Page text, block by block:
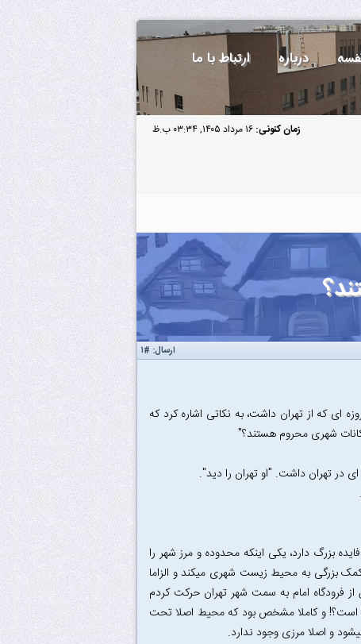
درباره ارتباط با ما
زمان کنونی: ۱۶ مرداد ۱۴۰۵, ۰۳:۳۴ ب.ظ
ارسال: #۱
ای که از تهران داشت، به نکاتی اشاره کرد که
شهری محروم هستند؟"
در تهران داشت. "او تهران را دید".
بزرگ دارد، یکی اینکه محدوده و مرز شهر را
بزرگی به محیط زیست شهری میکند و الزاما
فرودگاه امام به سمت شهر تهران حرکت کردم
است؟! و کاملا مشخص بود که محیط اصلا تحت
و اصلا مرزی وجود ندارد.